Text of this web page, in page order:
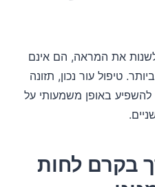
צורך בקרם לחות